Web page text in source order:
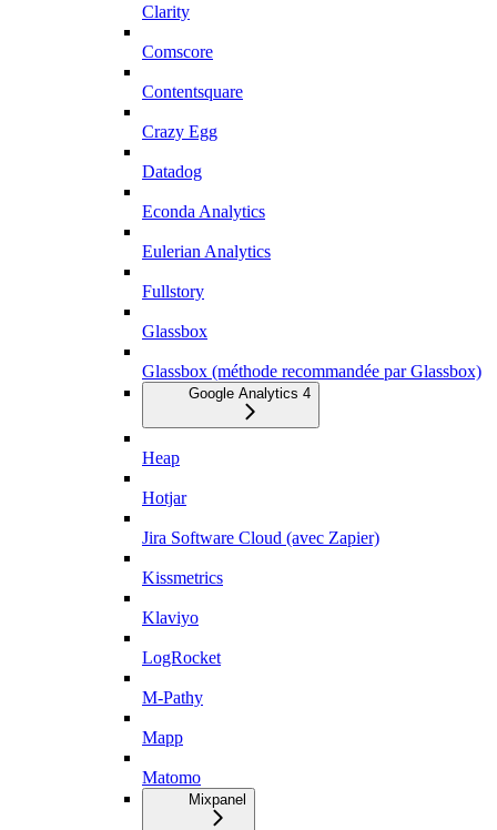
Clarity
Comscore
Contentsquare
Crazy Egg
Datadog
Econda Analytics
Eulerian Analytics
Fullstory
Glassbox
Glassbox (méthode recommandée par Glassbox)
Google Analytics 4
Heap
Hotjar
Jira Software Cloud (avec Zapier)
Kissmetrics
Klaviyo
LogRocket
M-Pathy
Mapp
Matomo
Mixpanel